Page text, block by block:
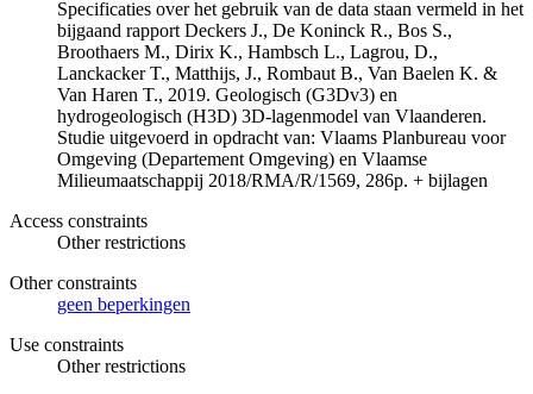
Specificaties over het gebruik van de data staan vermeld in het
bijgaand rapport Deckers J., De Koninck R., Bos S.,
Broothaers M., Dirix K., Hambsch L., Lagrou, D.,
Lanckacker T., Matthijs, J., Rombaut B., Van Baelen K. &
Van Haren T., 2019. Geologisch (G3Dv3) en
hydrogeologisch (H3D) 3D-lagenmodel van Vlaanderen.
Studie uitgevoerd in opdracht van: Vlaams Planbureau voor
Omgeving (Departement Omgeving) en Vlaamse
Milieumaatschappij 2018/RMA/R/1569, 286p. + bijlagen
Access constraints
Other restrictions
Other constraints
geen beperkingen
Use constraints
Other restrictions